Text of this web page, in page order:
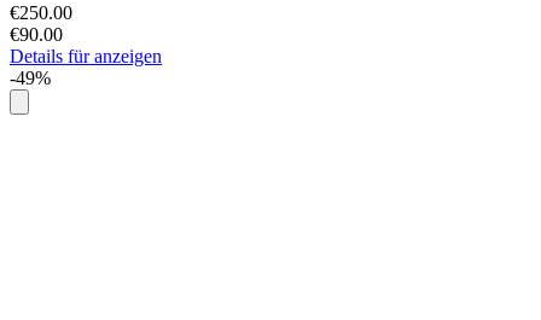
€250.00
€90.00
Details für anzeigen
-49%